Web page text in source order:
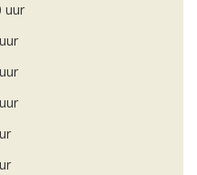
uur